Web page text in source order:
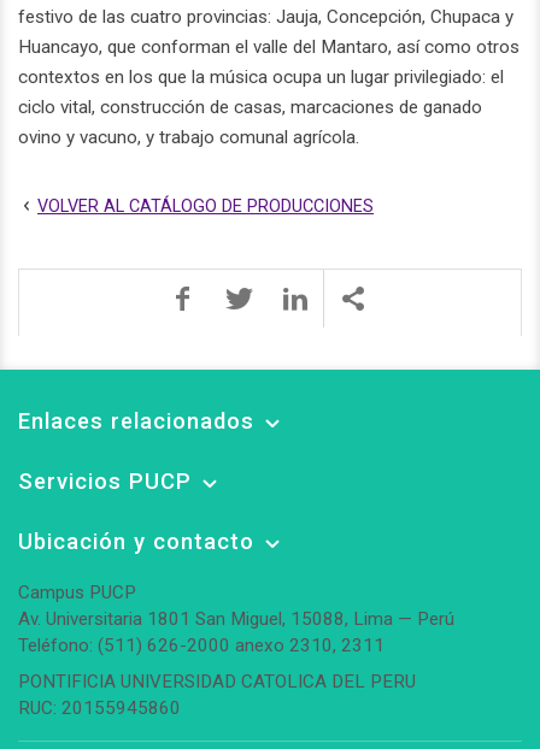
festivo de las cuatro provincias: Jauja, Concepción, Chupaca y
Huancayo, que conforman el valle del Mantaro, así como otros
contextos en los que la música ocupa un lugar privilegiado: el
ciclo vital, construcción de casas, marcaciones de ganado
ovino y vacuno, y trabajo comunal agrícola.
VOLVER AL CATÁLOGO DE PRODUCCIONES
Enlaces relacionados
Servicios PUCP
Ubicación y contacto
Campus PUCP
Av. Universitaria 1801 San Miguel, 15088, Lima — Perú
Teléfono: (511) 626-2000 anexo 2310, 2311
PONTIFICIA UNIVERSIDAD CATOLICA DEL PERU
RUC: 20155945860